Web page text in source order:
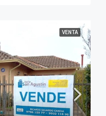
VENTA